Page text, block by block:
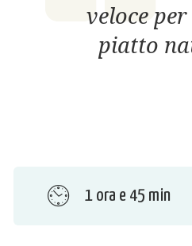
veloce
piatto
1 ora e 45 min